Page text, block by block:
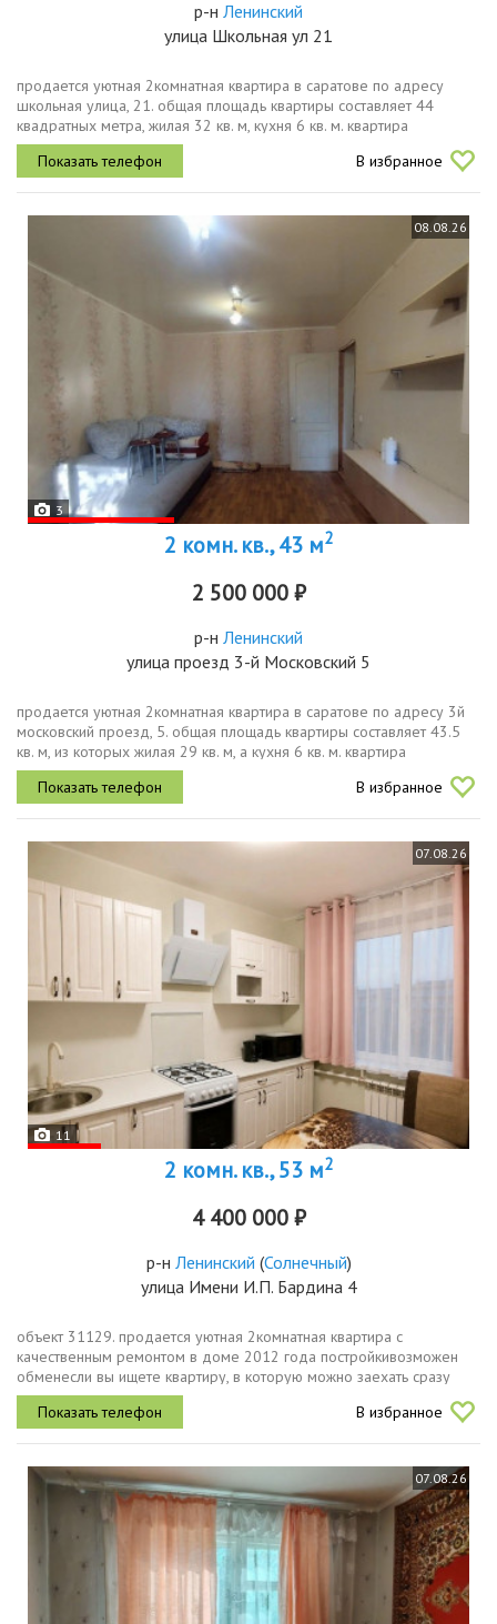
р-н Ленинский
улица Школьная ул 21
продается уютная 2комнатная квартира в саратове по адресу
школьная улица, 21. общая площадь квартиры составляет 44
квадратных метра, жилая 32 кв. м, кухня 6 кв. м. квартира
находится на 5м этаже 5этажного панельного дома, построенного
в 1970 году....
В избранное
08.08.26
3
2 комн. кв., 43 м2
2 500 000 ₽
р-н Ленинский
улица проезд 3-й Московский 5
продается уютная 2комнатная квартира в саратове по адресу 3й
московский проезд, 5. общая площадь квартиры составляет 43.5
кв. м, из которых жилая 29 кв. м, а кухня 6 кв. м. квартира
расположена на 1 этаже 5этажного кирпичного дома,
построенного в...
В избранное
07.08.26
11
2 комн. кв., 53 м2
4 400 000 ₽
р-н Ленинский (Солнечный)
улица Имени И.П. Бардина 4
объект 31129. продается уютная 2комнатная квартира с
качественным ремонтом в доме 2012 года постройкивозможен
обменесли вы ищете квартиру, в которую можно заехать сразу
после покупки и не тратить время и деньги на ремонт, обратите
внимание на этот...
В избранное
07.08.26